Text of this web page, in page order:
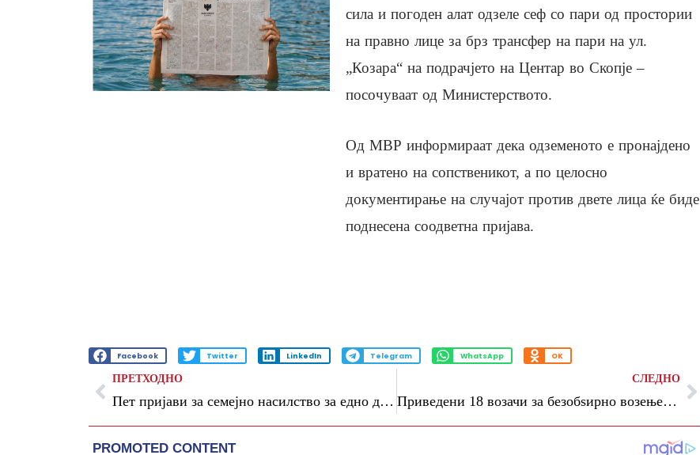
сила и погоден алат одзеле сеф со пари од простории
на правно лице за брз трансфер на пари на ул.
„Козара“ на подрачјето на Центар во Скопје –
посочуваат од Министерството.
Од МВР информираат дека одземеното е пронајдено
и вратено на сопственикот, а по целосно
документирање на случајот против двете лица ќе биде
поднесена соодветна пријава.
Facebook Twitter LinkedIn Telegram WhatsApp OK
ПРЕТХОДНО
Пет пријави за семејно насилство за едно деноноќие, три лица приведени
СЛЕДНО
Приведени 18 возачи за безобѕирно возење, меѓу нив и деца